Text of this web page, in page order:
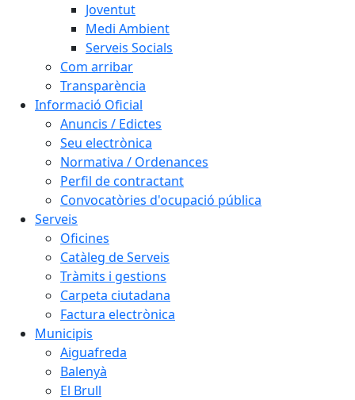
Joventut
Medi Ambient
Serveis Socials
Com arribar
Transparència
Informació Oficial
Anuncis / Edictes
Seu electrònica
Normativa / Ordenances
Perfil de contractant
Convocatòries d'ocupació pública
Serveis
Oficines
Catàleg de Serveis
Tràmits i gestions
Carpeta ciutadana
Factura electrònica
Municipis
Aiguafreda
Balenyà
El Brull